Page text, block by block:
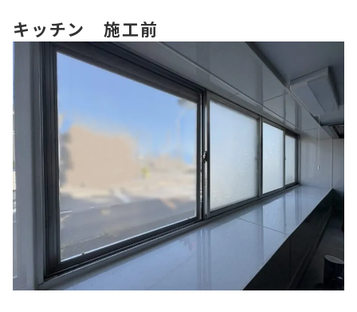
キッチン 施工前